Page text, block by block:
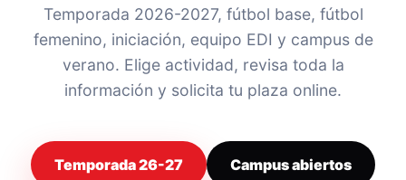
Temporada 2026-2027, fútbol base, fútbol
femenino, iniciación, equipo EDI y campus de
verano. Elige actividad, revisa toda la
información y solicita tu plaza online.
Temporada 26-27 Campus abiertos